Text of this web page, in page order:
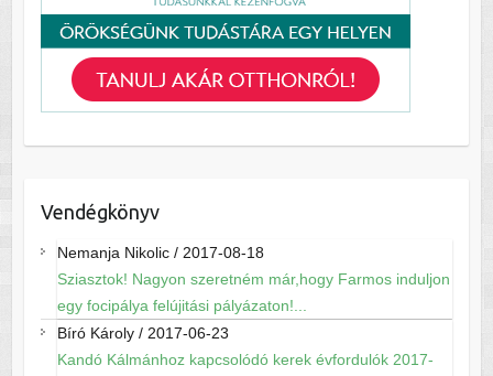
Vendégkönyv
Nemanja Nikolic/ 2017-08-18
Sziasztok! Nagyon szeretném már,hogy Farmos induljon
egy focipálya felújitási pályázaton!...
Bíró Károly/ 2017-06-23
Kandó Kálmánhoz kapcsolódó kerek évfordulók 2017-